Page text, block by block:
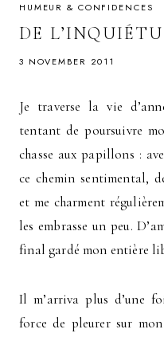
HUMEUR & CONFIDENCES
DE
3 NOVEMBER 2011
Je traverse la vie
tentant de poursuivre
chasse aux papillons :
ce chemin sentimental,
et me charment
les embrasse un peu.
final gardé mon entière
Il m’arriva plus d’une
force de pleurer sur